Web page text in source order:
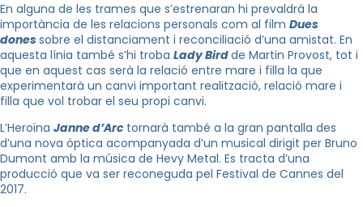
En alguna de les trames que s’estrenaran hi prevaldrà la
importància de les relacions personals com al film Dues
donessobre el distanciament i reconciliació d’una amistat. En
aquesta línia també s’hi troba LadyBirdde Martin Provost, tot i
que en aquest cas serà la relació entre mare i filla la que
experimentarà un canvi important realització, relació mare i
filla que vol trobar el seu propi canvi.
L’Heroïna Janned’Arctornarà també a la gran pantalla des
d’una nova òptica acompanyada d’un musical dirigit per Bruno
Dumont amb la música de Hevy Metal. Es tracta d’una
producció que va ser reconeguda pel Festival de Cannes del
2017.